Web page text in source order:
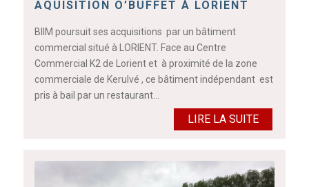
AQUISITION O’BUFFET À LORIENT
BIIM poursuit ses acquisitions par un bâtiment
commercial situé à LORIENT. Face au Centre
Commercial K2 de Lorient et à proximité de la zone
commerciale de Kerulvé , ce bâtiment indépendant est
pris à bail par un restaurant…
LIRE LA SUITE